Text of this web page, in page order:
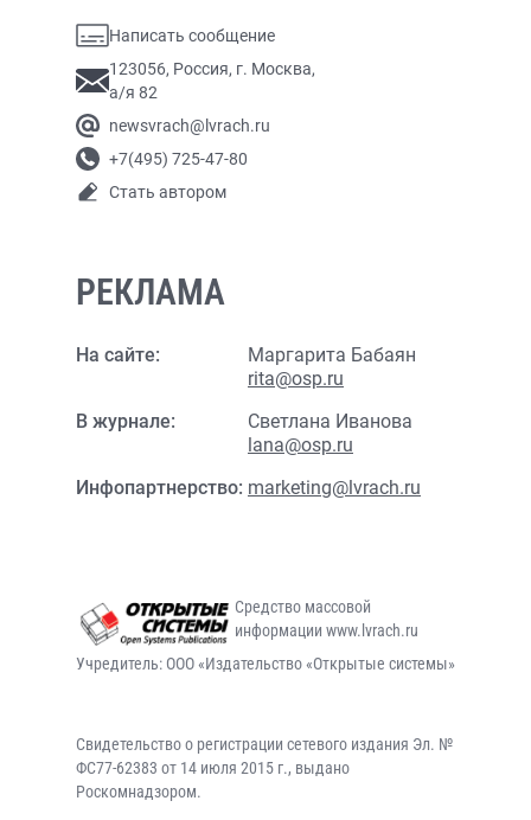
Написать сообщение
123056, Россия, г. Москва,
а/я 82
newsvrach@lvrach.ru
+7(495) 725-47-80
Стать автором
РЕКЛАМА
На сайте:
Маргарита Бабаян
rita@osp.ru
В журнале:
Светлана Иванова
lana@osp.ru
Инфопартнерство: marketing@lvrach.ru
Средство массовой
информации www.lvrach.ru
Учредитель: ООО «Издательство «Открытые системы»
Свидетельство о регистрации сетевого издания Эл. №
ФС77-62383 от 14 июля 2015 г., выдано
Роскомнадзором.